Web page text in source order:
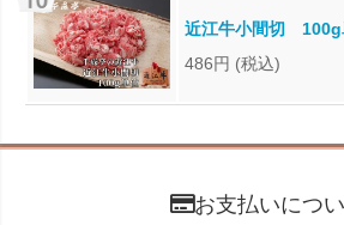
近江牛小間切 100g
486円 (税込)
お支払いにつ